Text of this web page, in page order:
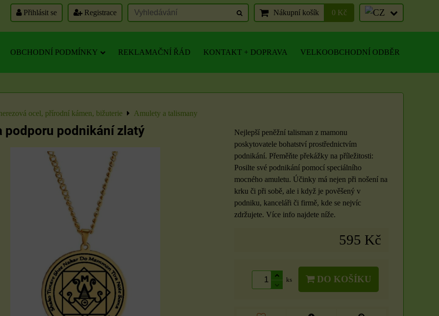
Přihlásit se Registrace Nákupní košík 0 Kč
OBCHODNÍ PODMÍNKY REKLAMAČNÍ ŘÁD KONTAKT + DOPRAVA VELKOOBCHODNÍ ODBĚR
ocel, přírodní kámen, bižuterie Amulety a talismany
podporu podnikání zlatý
Nejlepší peněžní talisman z mamonu
poskytovatele bohatství prostřednictvím
podnikání. Přeměňte překážky na příležitosti:
Posilte své podnikání pomocí speciálního
mocného amuletu. Účinky má nejen při nošení na
krku či při sobě, ale i když je pověšený v
podniku, kanceláři či firmě, kde se nejvíc
zdržujete. Více info najdete níže.
595 Kč
ks DO KOŠÍKU